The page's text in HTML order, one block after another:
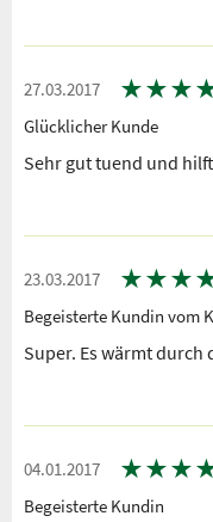
27.03.2017 ★★★
Glücklicher Kunde
Sehr gut tuend und
23.03.2017 ★★★
Begeisterte Kundin vom
Super. Es wärmt durch
04.01.2017 ★★★
Begeisterte Kundin